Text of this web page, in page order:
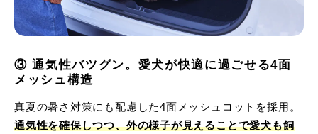
③ 通気性バツグン。愛犬が快適に過ごせる4面
メッシュ構造
真夏の暑さ対策にも配慮した4面メッシュコットを採用。
通気性を確保しつつ、外の様子が見えることで愛犬も飼